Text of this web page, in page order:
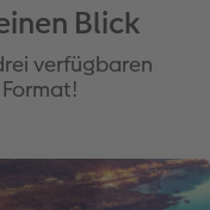
Blick
verfügbaren